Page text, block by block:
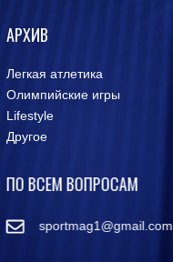
АРХИВ
Легкая атлетика
Олимпийские игры
Lifestyle
Другое
ПО ВСЕМ ВОПРОСАМ
sportmag1@gmail.com